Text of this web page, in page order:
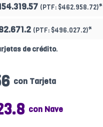
(PTF: $462.958.72)*
(PTF: $496.027.2)*
de crédito.
con Tarjeta
con Nave